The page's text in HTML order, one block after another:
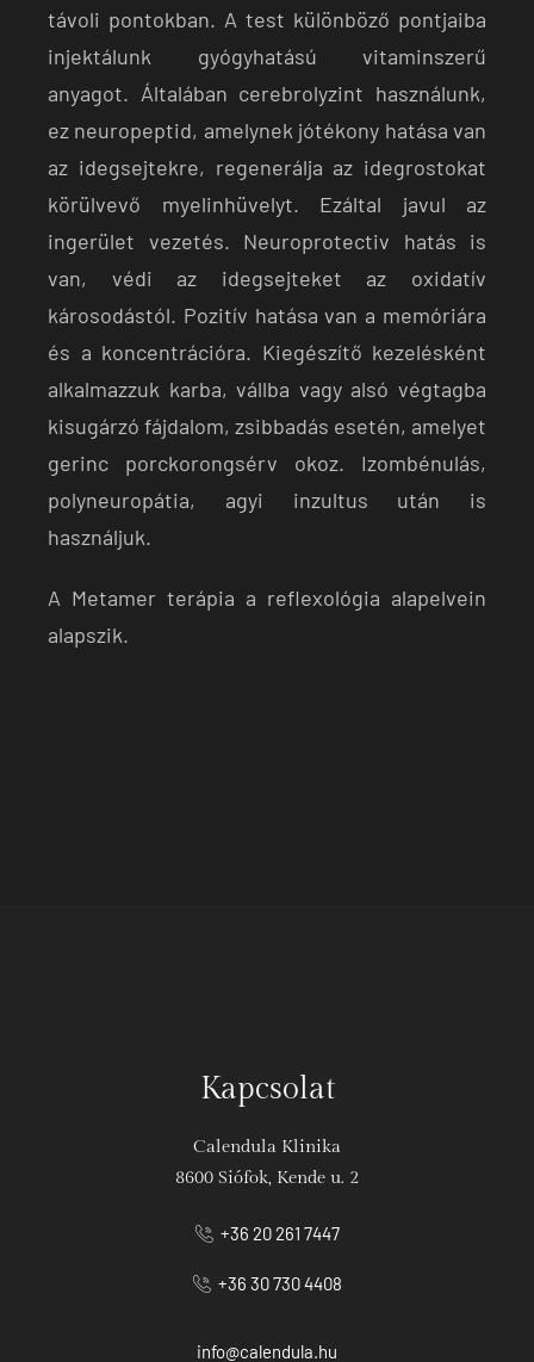
távoli pontokban. A test különböző pontjaiba
injektálunk gyógyhatású vitaminszerű
anyagot. Általában cerebrolyzint használunk,
ez neuropeptid, amelynek jótékony hatása van
az idegsejtekre, regenerálja az idegrostokat
körülvevő myelinhüvelyt. Ezáltal javul az
ingerület vezetés. Neuroprotectiv hatás is
van, védi az idegsejteket az oxidatív
károsodástól. Pozitív hatása van a memóriára
és a koncentrációra. Kiegészítő kezelésként
alkalmazzuk karba, vállba vagy alsó végtagba
kisugárzó fájdalom, zsibbadás esetén, amelyet
gerinc porckorongsérv okoz. Izombénulás,
polyneuropátia, agyi inzultus után is
használjuk.
A Metamer terápia a reflexológia alapelvein
alapszik.
Kapcsolat
Calendula Klinika
8600 Siófok, Kende u. 2
+36 20 261 7447
+36 30 730 4408
info@calendula.hu